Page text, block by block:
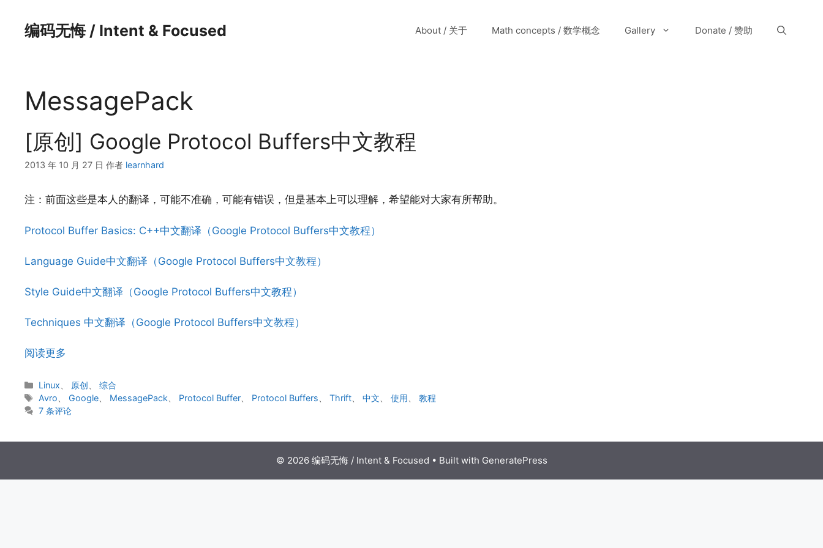
编码无悔 / Intent & Focused About / 关于 Math concepts / 数学概念 Gallery Donate / 赞助
MessagePack
[原创] Google Protocol Buffers中文教程
2013 年 10 月 27 日 作者 learnhard
注：前面这些是本人的翻译，可能不准确，可能有错误，但是基本上可以理解，希望能对大家有所帮助。
Protocol Buffer Basics: C++中文翻译（Google Protocol Buffers中文教程）
Language Guide中文翻译（Google Protocol Buffers中文教程）
Style Guide中文翻译（Google Protocol Buffers中文教程）
Techniques 中文翻译（Google Protocol Buffers中文教程）
阅读更多
分
类
Linux 原创 、综合
标
签
Avro Google MessagePack Protocol Buffer Protocol Buffers 、Thrift 、中文 、使用 、教程
7 条评论
© 2026 编码无悔 / Intent & Focused • Built with GeneratePress